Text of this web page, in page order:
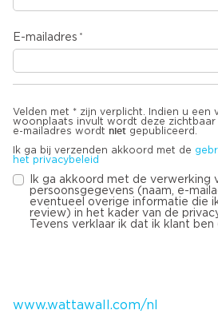
E-mailadres
Velden met * zijn verplicht. Indien u een
woonplaats invult wordt deze zichtbaar
e-mailadres wordt niet gepubliceerd.
Ik ga bij verzenden akkoord met de
het privacybeleid
Ik ga akkoord met de verwerking
persoonsgegevens (naam, e-
eventueel overige informatie die
review) in het kader van de
Tevens verklaar ik dat ik klant
www.wattawall.com/nl